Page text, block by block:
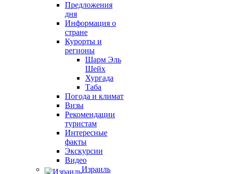
Предложения
дня
Информация о
стране
Курорты и
регионы
Шарм Эль
Шейх
Хургада
Таба
Погода и климат
Визы
Рекомендации
туристам
Интересные
факты
Экскурсии
Видео
Израиль